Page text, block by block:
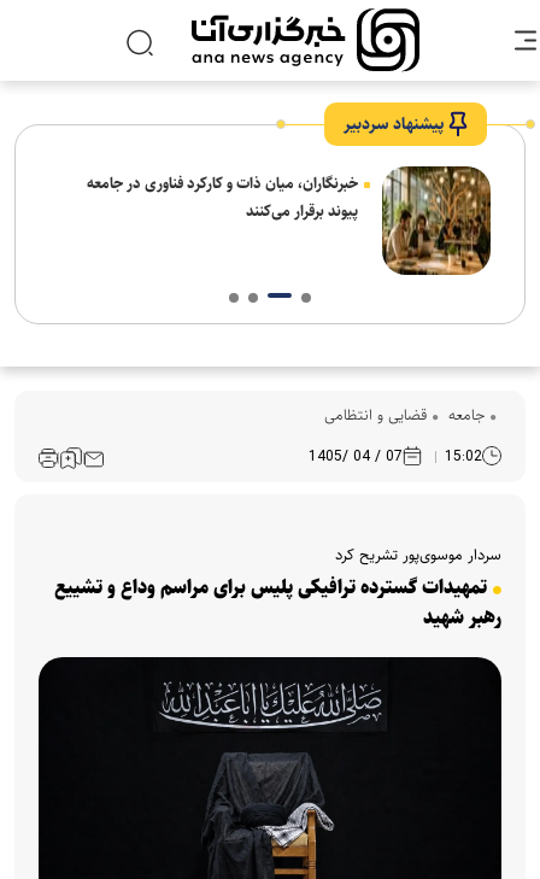
پیشنهاد سردبیر
خبرنگاران، میان ذات و کارکرد فناوری در جامعه
پیوند برقرار می‌کنند
جامعه قضایی و انتظامی
15:02
07 / 04 /1405
سردار موسوی‌پور تشریح کرد
تمهیدات گسترده ترافیکی پلیس برای مراسم وداع و تشییع
رهبر شهید